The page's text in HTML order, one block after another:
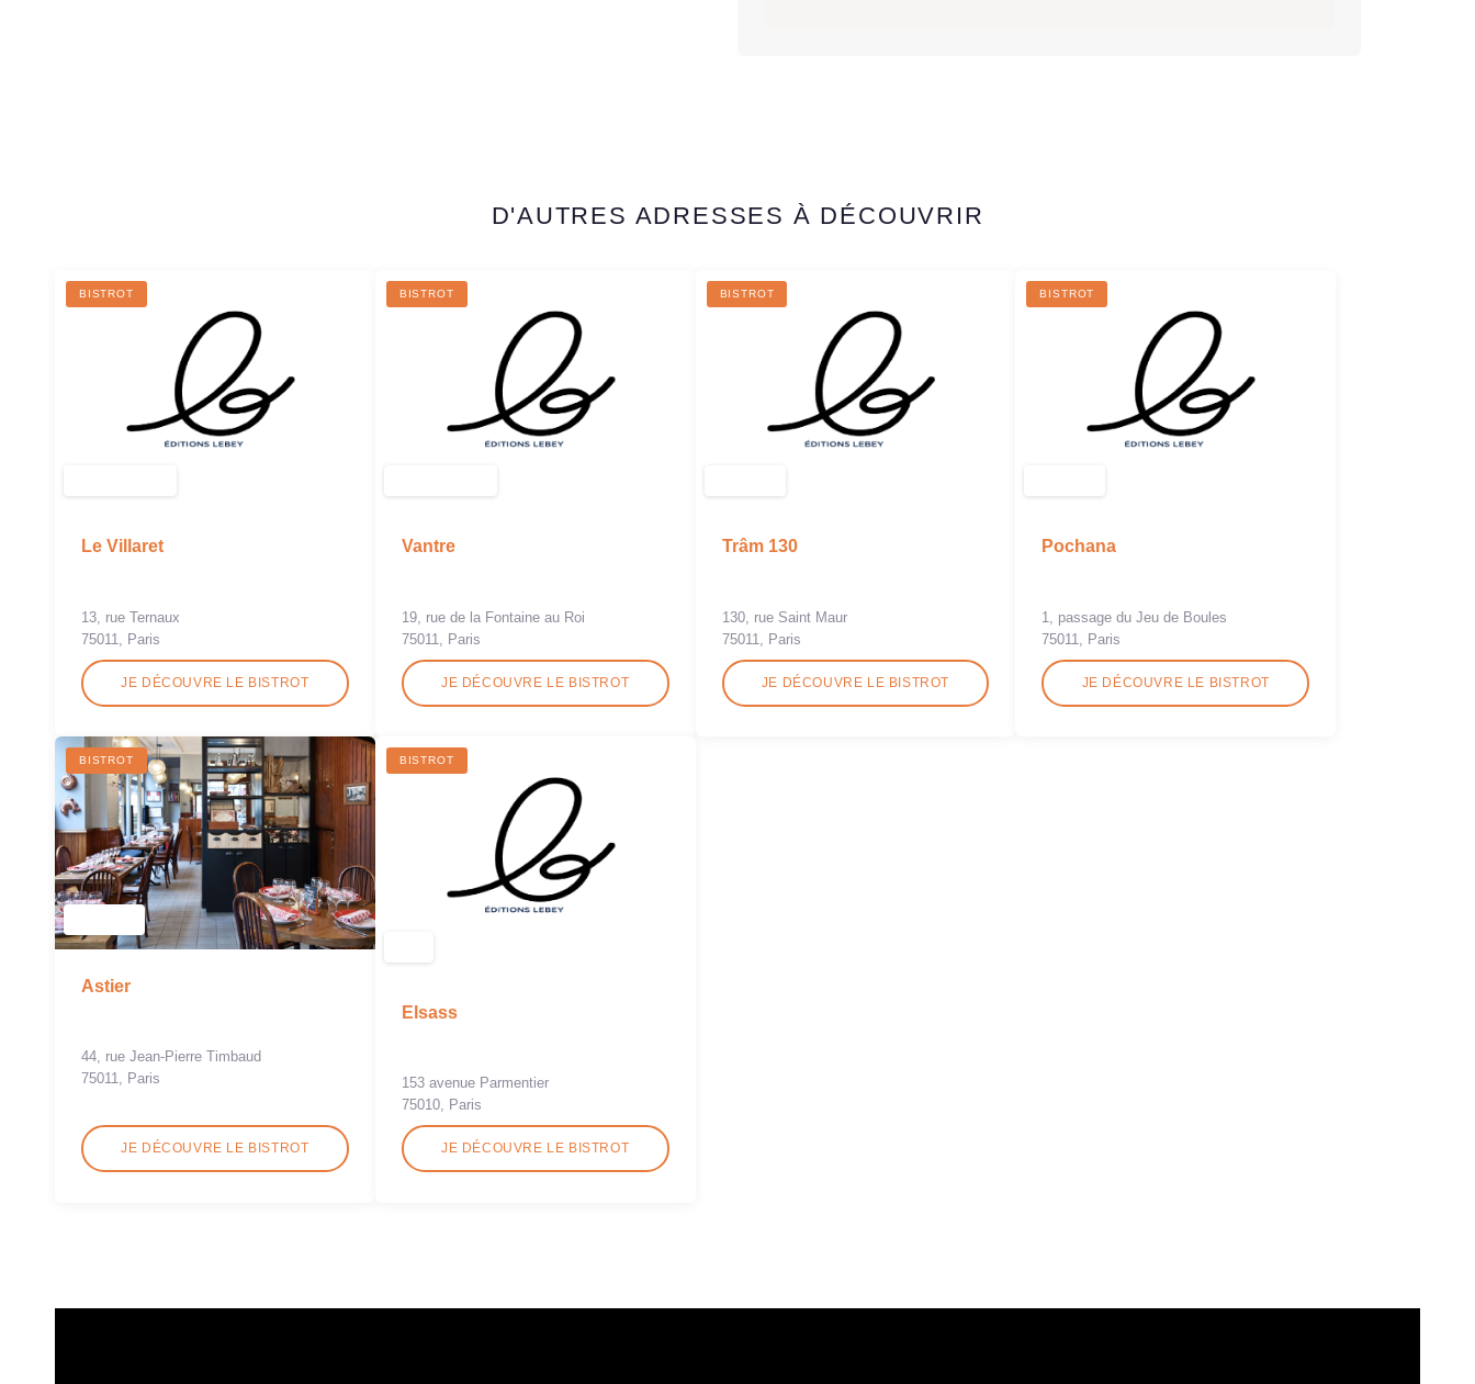
D'AUTRES ADRESSES À DÉCOUVRIR
BISTROT
Le Villaret
13, rue Ternaux
75011, Paris
JE DÉCOUVRE LE BISTROT
BISTROT
Vantre
19, rue de la Fontaine au Roi
75011, Paris
JE DÉCOUVRE LE BISTROT
BISTROT
Trâm 130
130, rue Saint Maur
75011, Paris
JE DÉCOUVRE LE BISTROT
BISTROT
Pochana
1, passage du Jeu de Boules
75011, Paris
JE DÉCOUVRE LE BISTROT
BISTROT
Astier
44, rue Jean-Pierre Timbaud
75011, Paris
JE DÉCOUVRE LE BISTROT
BISTROT
Elsass
153 avenue Parmentier
75010, Paris
JE DÉCOUVRE LE BISTROT